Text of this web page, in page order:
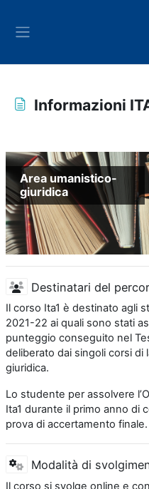
Informazioni
Area umanistico-
giuridica
Destinatari del
Il corso Ita1 è destinato agli
2021-22 ai quali sono stati
punteggio conseguito nel
deliberato dai singoli corsi di
giuridica.
Lo studente per assolvere
Ita1 durante il primo anno di
prova di accertamento finale.
Modalità di
Il corso si svolge online e